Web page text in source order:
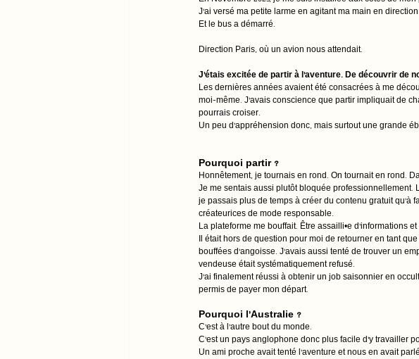
J’ai versé ma petite larme en agitant ma main en
Et le bus a démarré.
Direction Paris, où un avion nous attendait.
J’étais excitée de partir à l’aventure. De découvrir de
Les dernières années avaient été consacrées à me
moi-même. J’avais conscience que partir impliquait de
pourrais croiser.
Un peu d’appréhension donc, mais surtout une grande
Pourquoi partir ?
Honnêtement, je tournais en rond. On tournait en rond.
Je me sentais aussi plutôt bloquée
je passais plus de temps à créer du contenu gratuit
créateurices de mode responsable.
La plateforme me bouffait. Être assailli•e d’informations
Il était hors de question pour moi de retourner en tant
bouffées d’angoisse. J’avais aussi tenté de trouver un
vendeuse était systématiquement refusé.
J’ai finalement réussi à obtenir un job saisonnier en
permis de payer mon départ.
Pourquoi l’Australie ?
C’est à l’autre bout du monde.
C’est un pays anglophone donc plus facile d’y travailler
Un ami proche avait tenté l’aventure et nous en avait